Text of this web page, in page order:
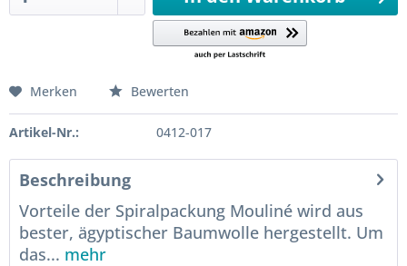
Merken Bewerten
Artikel-Nr.: 0412-017
Beschreibung
Vorteile der Spiralpackung Mouliné wird aus
bester, ägyptischer Baumwolle hergestellt. Um
das... mehr